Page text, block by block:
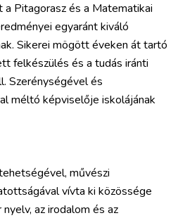
Pitagorasz és a Matematikai
egyaránt kiváló
Sikerei mögött éveken át tartó
felkészülés és a tudás iránti
Szerénységével és
méltó képviselője iskolájának
művészi
vívta ki közössége
az irodalom és az